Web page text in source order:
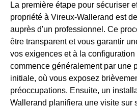
La première étape pour sécuriser
propriété à Vireux-Wallerand est
auprès d'un professionnel. Ce
être transparent et vous garantir
vos exigences et à la configuration
commence généralement par une
initiale, où vous exposez
préoccupations. Ensuite, un
Wallerand planifiera une visite sur